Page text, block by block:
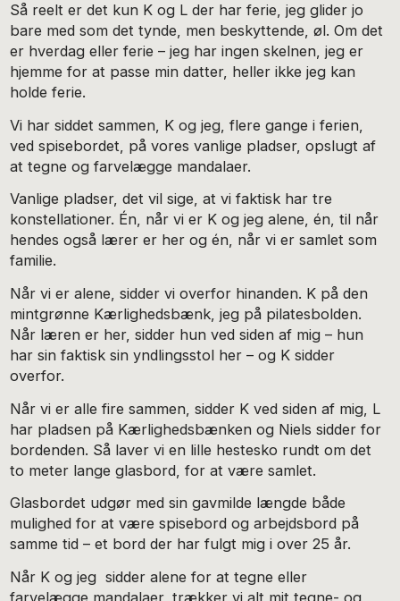
Så reelt er det kun K og L der har ferie, jeg glider jo
bare med som det tynde, men beskyttende, øl. Om det
er hverdag eller ferie – jeg har ingen skelnen, jeg er
hjemme for at passe min datter, heller ikke jeg kan
holde ferie.
Vi har siddet sammen, K og jeg, flere gange i ferien,
ved spisebordet, på vores vanlige pladser, opslugt af
at tegne og farvelægge mandalaer.
Vanlige pladser, det vil sige, at vi faktisk har tre
konstellationer. Én, når vi er K og jeg alene, én, til når
hendes også lærer er her og én, når vi er samlet som
familie.
Når vi er alene, sidder vi overfor hinanden. K på den
mintgrønne Kærlighedsbænk, jeg på pilatesbolden.
Når læren er her, sidder hun ved siden af mig – hun
har sin faktisk sin yndlingsstol her – og K sidder
overfor.
Når vi er alle fire sammen, sidder K ved siden af mig, L
har pladsen på Kærlighedsbænken og Niels sidder for
bordenden. Så laver vi en lille hestesko rundt om det
to meter lange glasbord, for at være samlet.
Glasbordet udgør med sin gavmilde længde både
mulighed for at være spisebord og arbejdsbord på
samme tid – et bord der har fulgt mig i over 25 år.
Når K og jeg sidder alene for at tegne eller